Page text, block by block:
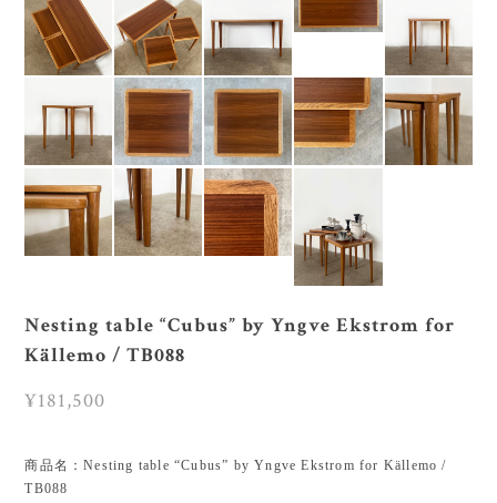
Nesting table “Cubus” by Yngve Ekstrom for
Källemo / TB088
¥181,500
商品名：Nesting table “Cubus” by Yngve Ekstrom for Källemo /
TB088